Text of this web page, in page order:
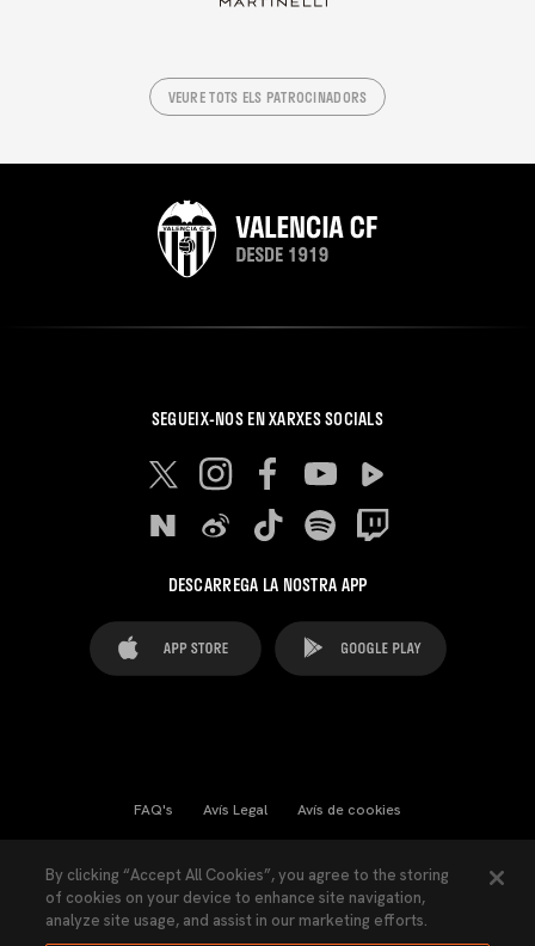
VEURE TOTS ELS PATROCINADORS
SEGUEIX-NOS EN XARXES SOCIALS
DESCARREGA LA NOSTRA APP
FAQ's Avís Legal Avís de cookies
Llei de Transparència Política de Privacitat
By clicking “Accept All Cookies”, you agree to the storing
of cookies on your device to enhance site navigation,
analyze site usage, and assist in our marketing efforts.